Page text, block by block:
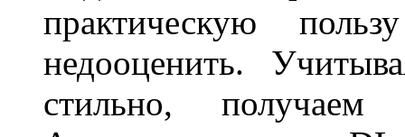
практическую
недооценить.
стильно,